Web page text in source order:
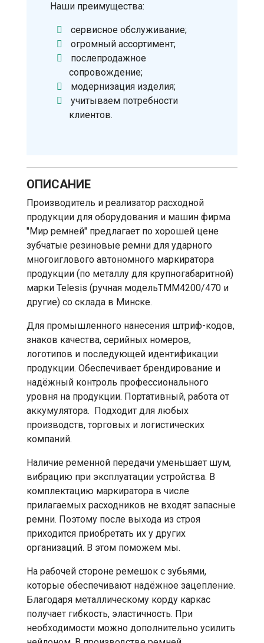
Наши преимущества:
сервисное обслуживание;
огромный ассортимент;
послепродажное
сопровождение;
модернизация изделия;
учитываем потребности
клиентов.
ОПИСАНИЕ
Производитель и реализатор расходной
продукции для оборудования и машин фирма
"Мир ремней" предлагает по хорошей цене
зубчатые резиновые ремни для ударного
многоиглового автономного маркиратора
продукции (по металлу для крупногабаритной)
марки Telesis (ручная модельТММ4200/470 и
другие) со склада в Минске.
Для промышленного нанесения штриф-кодов,
знаков качества, серийных номеров,
логотипов и последующей идентификации
продукции. Обеспечивает брендирование и
надёжный контроль профессионального
уровня на продукции. Портативный, работа от
аккумулятора. Подходит для любых
производств, торговых и логистических
компаний.
Наличие ременной передачи уменьшает шум,
вибрацию при эксплуатации устройства. В
комплектацию маркиратора в числе
прилагаемых расходников не входят запасные
ремни. Поэтому после выхода из строя
приходится приобретать их у других
организаций. В этом поможем мы.
На рабочей стороне ремешок с зубьями,
которые обеспечивают надёжное зацепление.
Благодаря металлическому корду каркас
получает гибкость, эластичность. При
необходимости можно дополнительно усилить